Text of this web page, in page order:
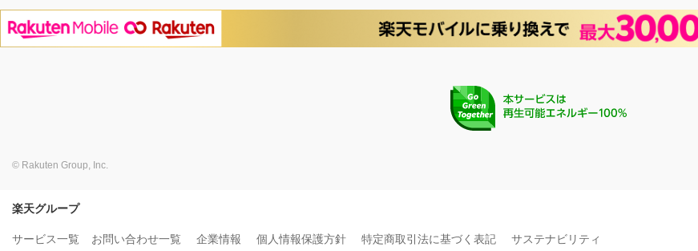
© Rakuten Group, Inc.
楽天グループ
サービス一覧 お問い合わせ一覧 企業情報 個人情報保護方針 特定商取引法に基づく表記 サステナビリティ